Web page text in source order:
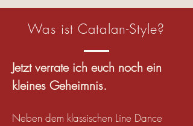
Was ist Catalan-Style?
Jetzt verrate ich euch noch ein
kleines Geheimnis.
Neben dem klassischen Line Dance